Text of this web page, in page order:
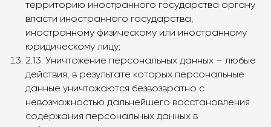
территорию иностранного государства органу
власти иностранного государства,
иностранному физическому или иностранному
юридическому лицу;
2.13. Уничтожение персональных данных – любые
действия, в результате которых персональные
данные уничтожаются безвозвратно с
невозможностью дальнейшего восстановления
содержания персональных данных в